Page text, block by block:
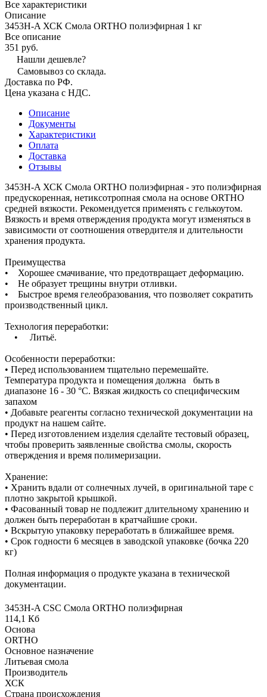
Все характеристики
Описание
3453Н-A ХСК Смола ORTHO полиэфирная 1 кг
Все описание
351 руб.
Нашли дешевле?
Самовывоз со склада.
Доставка по РФ.
Цена указана с НДС.
Описание
Документы
Характеристики
Оплата
Доставка
Отзывы
3453Н-A ХСК Смола ORTHO полиэфирная - это полиэфирная
предускоренная, нетиксотропная смола на основе ORTHO
средней вязкости. Рекомендуется применять с гелькоутом.
Вязкость и время отверждения продукта могут изменяться в
зависимости от соотношения отвердителя и длительности
хранения продукта.
Преимущества
• Хорошее смачивание, что предотвращает деформацию.
• Не образует трещины внутри отливки.
• Быстрое время гелеобразования, что позволяет сократить
производственный цикл.
Технология переработки:
• Литьё.
Особенности переработки:
• Перед использованием тщательно перемешайте.
Температура продукта и помещения должна быть в
диапазоне 16 - 30 °C. Вязкая жидкость со специфическим
запахом
• Добавьте реагенты согласно технической документации на
продукт на нашем сайте.
• Перед изготовлением изделия сделайте тестовый образец,
чтобы проверить заявленные свойства смолы, скорость
отверждения и время полимеризации.
Хранение:
• Хранить вдали от солнечных лучей, в оригинальной таре с
плотно закрытой крышкой.
• Фасованный товар не подлежит длительному хранению и
должен быть переработан в кратчайшие сроки.
• Вскрытую упаковку переработать в ближайшее время.
• Срок годности 6 месяцев в заводской упаковке (бочка 220
кг)
Полная информация о продукте указана в технической
документации.
3453Н-A CSC Смола ORTHO полиэфирная
114,1 Кб
Основа
ORTHO
Основное назначение
Литьевая смола
Производитель
ХСК
Страна происхождения